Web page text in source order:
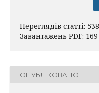
Переглядів статті: 538
Завантажень PDF: 169
ОПУБЛІКОВАНО